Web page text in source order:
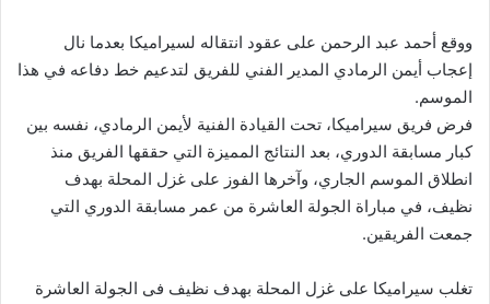
ووقع أحمد عبد الرحمن على عقود انتقاله لسيراميكا بعدما نال
إعجاب أيمن الرمادي المدير الفني للفريق لتدعيم خط دفاعه في هذا
الموسم.
فرض فريق سيراميكا، تحت القيادة الفنية لأيمن الرمادي، نفسه بين
كبار مسابقة الدوري، بعد النتائج المميزة التي حققها الفريق منذ
انطلاق الموسم الجاري، وآخرها الفوز على غزل المحلة بهدف
نظيف، في مباراة الجولة العاشرة من عمر مسابقة الدوري التي
جمعت الفريقين.
تغلب سيراميكا على غزل المحلة بهدف نظيف فى الجولة العاشرة